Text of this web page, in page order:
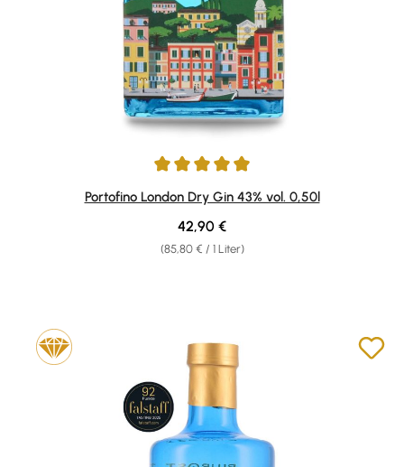
Durchschnittliche Bewertung von 4.91 von 5 Sternen
Portofino London Dry Gin 43% vol. 0,50l
(85,80 € / 1 Liter)
Regulärer Preis:
42,90 €